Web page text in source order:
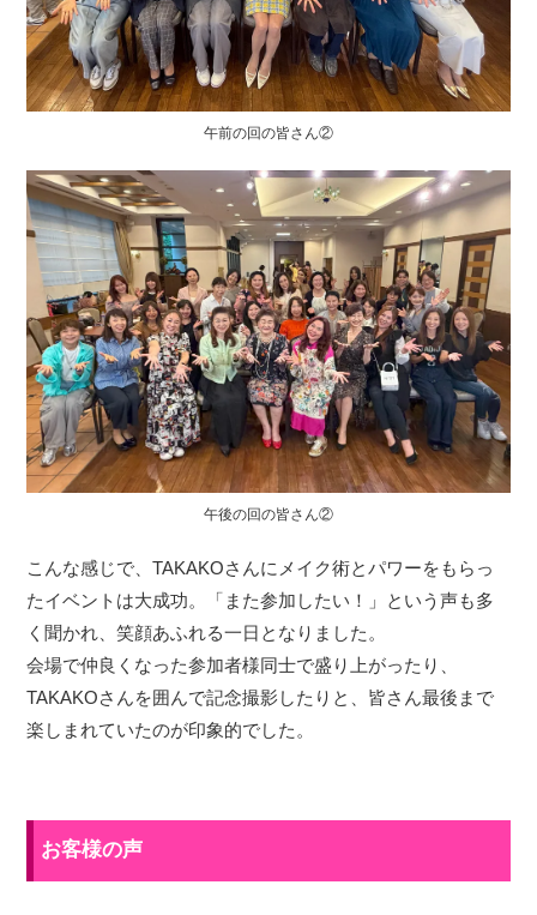
午前の回の皆さん②
午後の回の皆さん②
こんな感じで、TAKAKOさんにメイク術とパワーをもらっ
たイベントは大成功。「また参加したい！」という声も多
く聞かれ、笑顔あふれる一日となりました。
会場で仲良くなった参加者様同士で盛り上がったり、
TAKAKOさんを囲んで記念撮影したりと、皆さん最後まで
楽しまれていたのが印象的でした。
お客様の声